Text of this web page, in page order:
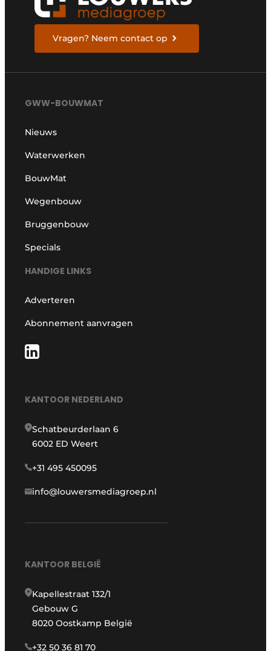
Vragen? Neem contact op
GWW-BOUWMAT
Nieuws
Waterwerken
BouwMat
Wegenbouw
Bruggenbouw
Specials
HANDIGE LINKS
Adverteren
Abonnement aanvragen
KANTOOR NEDERLAND
Schatbeurderlaan 6
6002 ED Weert
+31 495 450095
info@louwersmediagroep.nl
KANTOOR BELGIË
Kapellestraat 132/1
Gebouw G
8020 Oostkamp België
+32 50 36 81 70